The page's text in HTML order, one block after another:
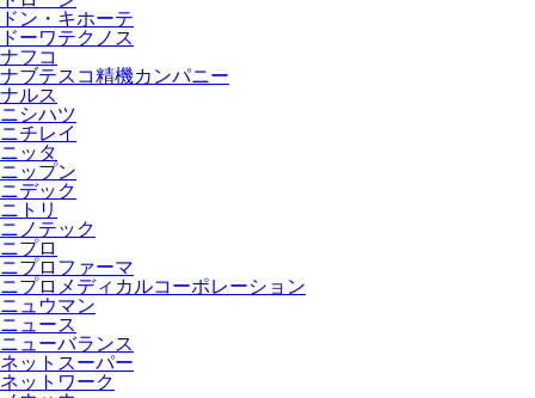
ドン・キホーテ
ドーワテクノス
ナフコ
ナブテスコ精機カンパニー
ナルス
ニシハツ
ニチレイ
ニッタ
ニップン
ニデック
ニトリ
ニノテック
ニプロ
ニプロファーマ
ニプロメディカルコーポレーション
ニュウマン
ニュース
ニューバランス
ネットスーパー
ネットワーク